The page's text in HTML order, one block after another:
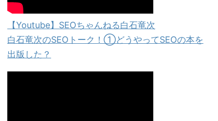
【Youtube】SEOちゃんねる白石竜次
白石竜次のSEOトーク！①どうやってSEOの本を
出版した？